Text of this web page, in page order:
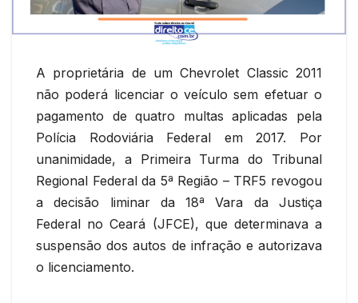
A proprietária de um Chevrolet Classic 2011
não poderá licenciar o veículo sem efetuar o
pagamento de quatro multas aplicadas pela
Polícia Rodoviária Federal em 2017. Por
unanimidade, a Primeira Turma do Tribunal
Regional Federal da 5ª Região – TRF5 revogou
a decisão liminar da 18ª Vara da Justiça
Federal no Ceará (JFCE), que determinava a
suspensão dos autos de infração e autorizava
o licenciamento.